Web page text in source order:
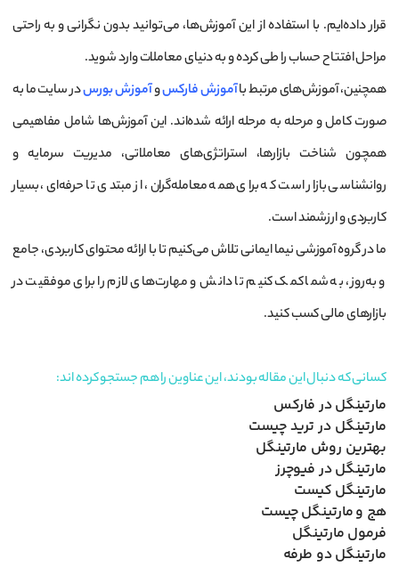
قرار داده‌ایم. با استفاده از این آموزش‌ها، می‌توانید بدون نگرانی و به راحتی
مراحل افتتاح حساب را طی کرده و به دنیای معاملات وارد شوید.
همچنین، آموزش‌های مرتبط باآموزش فارکسوآموزش بورسدر سایت ما به
صورت کامل و مرحله به مرحله ارائه شده‌اند. این آموزش‌ها شامل مفاهیمی
همچون شناخت بازارها، استراتژی‌های معاملاتی، مدیریت سرمایه و
روانشناسی بازار است که برای همه معامله‌گران، از مبتدی تا حرفه‌ای، بسیار
کاربردی و ارزشمند است.
ما در گروه آموزشی نیما ایمانی تلاش می‌کنیم تا با ارائه محتوای کاربردی، جامع
و به‌روز، به شما کمک کنیم تا دانش و مهارت‌های لازم را برای موفقیت در
بازارهای مالی کسب کنید.
کسانی که دنبال این مقاله بودند، این عناوین را هم جستجو کرده اند:
مارتینگل در فارکس
مارتینگل در ترید چیست
بهترین روش مارتینگل
مارتینگل در فیوچرز
مارتینگل کیست
هج و مارتینگل چیست
فرمول مارتینگل
مارتینگل دو طرفه